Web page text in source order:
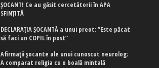
ȘOCANT! Ce au găsit cercetătorii în APA
SFINȚITĂ
DECLARAȚIA ȘOCANTĂ a unui preot: ”Este păcat
să faci un COPIL în post”
Afirmaţii şocante ale unui cunoscut neurolog:
A comparat religia cu o boală mintală